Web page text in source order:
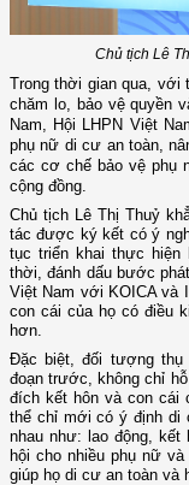
Chủ tịch Lê
Trong thời gian qua, với
chăm lo, bảo vệ quyền
Nam, Hội LHPN Việt
phụ nữ di cư an toàn,
các cơ chế bảo vệ phụ
cộng đồng.
Chủ tịch Lê Thị Thuỷ
tác được ký kết có ý
tục triển khaithực hiện
thời, đánh dấu bước
Việt Nam với KOICAvà
con cái của họ có điều
hơn.
Đặc biệt , đối tượng
đoạn trước, không chỉ
đích kết hôn và con cái
thể chỉ mới có ý định di
nhau như: lao động,
hội cho nhiều phụ nữ
giúp họ di cư an toàn và